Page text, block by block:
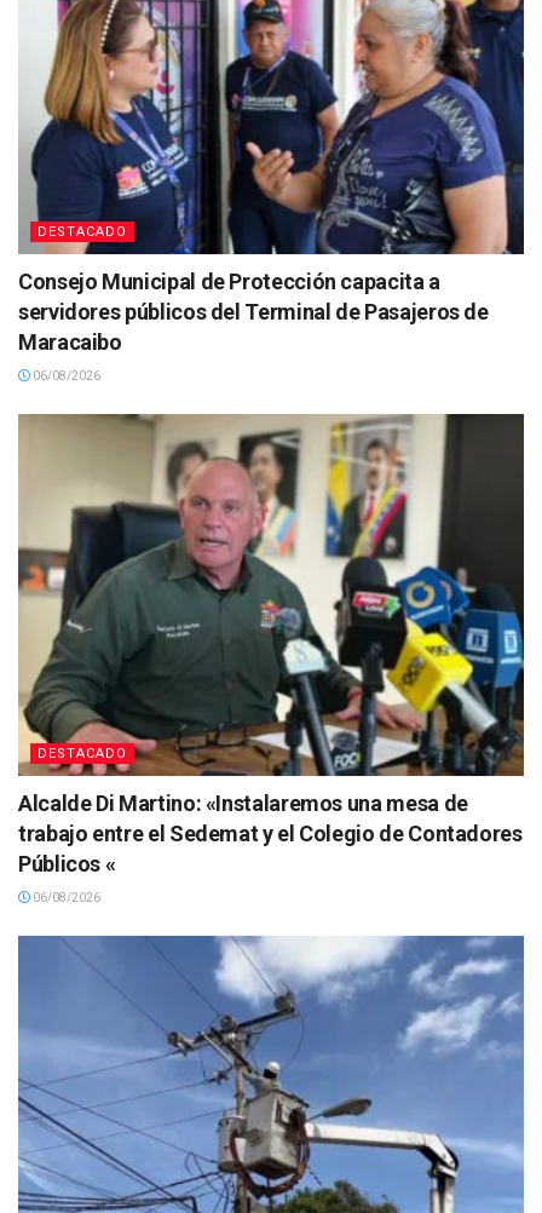
DESTACADO
Consejo Municipal de Protección capacita a
servidores públicos del Terminal de Pasajeros de
Maracaibo
06/08/2026
DESTACADO
Alcalde Di Martino: «Instalaremos una mesa de
trabajo entre el Sedemat y el Colegio de Contadores
Públicos «
06/08/2026